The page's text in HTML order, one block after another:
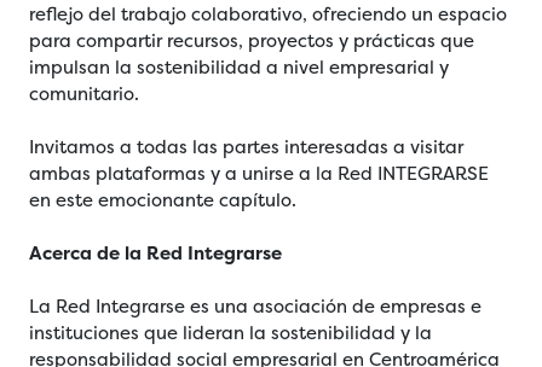
reflejo del trabajo colaborativo, ofreciendo un espacio
para compartir recursos, proyectos y prácticas que
impulsan la sostenibilidad a nivel empresarial y
comunitario.
Invitamos a todas las partes interesadas a visitar
ambas plataformas y a unirse a la Red INTEGRARSE
en este emocionante capítulo.
Acerca de la Red Integrarse
La Red Integrarse es una asociación de empresas e
instituciones que lideran la sostenibilidad y la
responsabilidad social empresarial en Centroamérica